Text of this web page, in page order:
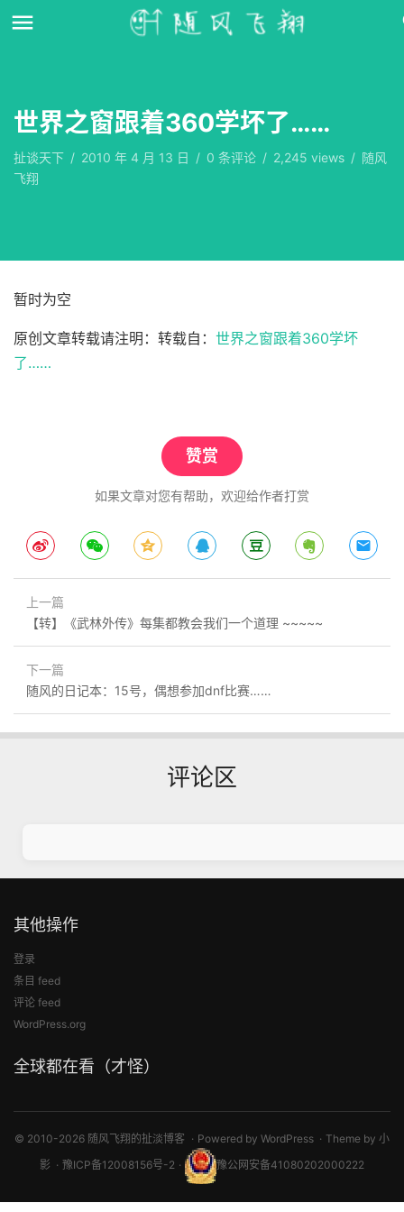
世界之窗跟着360学坏了……
扯谈天下 / 2010 年 4 月 13 日 / 0 条评论 / 2,245 views / 随风
飞翔
暂时为空
原创文章转载请注明：转载自： 世界之窗跟着360学坏
了……
赞赏
如果文章对您有帮助，欢迎给作者打赏
上一篇
【转】《武林外传》每集都教会我们一个道理 ~~~~~
下一篇
随风的日记本：15号，偶想参加dnf比赛……
评论区
其他操作
登录
条目 feed
评论 feed
WordPress.org
全球都在看（才怪）
© 2010-2026 随风飞翔的扯淡博客 Powered by WordPress Theme by 小
影
豫ICP备12008156号-2 豫公网安备41080202000222